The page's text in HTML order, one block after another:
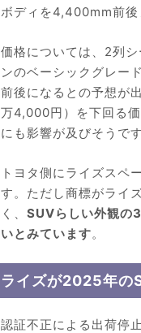
ボディを4,400mm前後
価格については、2列
ンのベーシックグレー
前後になるとの予想が
万4,000円）を下回る
にも影響が及びそうです
トヨタ側にライズスペ
す。ただし商標がライ
く、 SUVらしい外観の
いとみています。
ライズが2025年の
認証不正による出荷停